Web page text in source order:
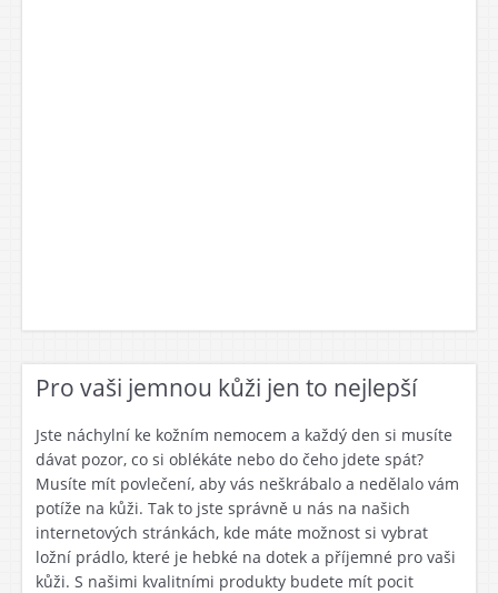
Pro vaši jemnou kůži jen to nejlepší
Jste náchylní ke kožním nemocem a každý den si musíte
dávat pozor, co si oblékáte nebo do čeho jdete spát?
Musíte mít povlečení, aby vás neškrábalo a nedělalo vám
potíže na kůži. Tak to jste správně u nás na našich
internetových stránkách, kde máte možnost si vybrat
ložní prádlo, které je hebké na dotek a příjemné pro vaši
kůži. S našimi kvalitními produkty budete mít pocit